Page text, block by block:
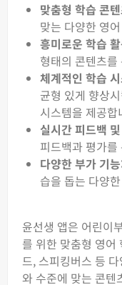
맞춤형 학습 콘
맞는 다양한 영
흥미로운 학습
형태의 콘텐츠
체계적인 학습
균형 있게 향상
시스템을 제공합
실시간 피드백
피드백과 평가
다양한 부가 기
습을 돕는 다양
윤선생 앱은 어린이
를 위한 맞춤형 영어
드, 스피킹버스 등
와 수준에 맞는 콘텐